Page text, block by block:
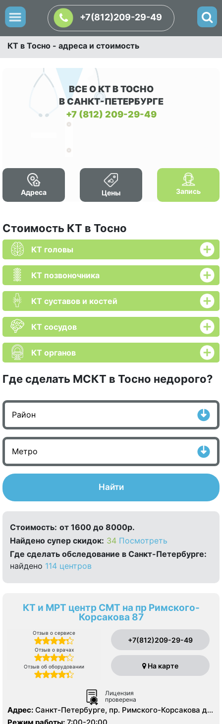
+7(812)209-29-49
КТ в Тосно - адреса и стоимость
ВСЕ О КТ В ТОСНО
В САНКТ-ПЕТЕРБУРГЕ
+7 (812) 209-29-49
Адреса Цены Запись
Стоимость КТ в Тосно
КТ головы
КТ позвоночника
КТ суставов и костей
КТ сосудов
КТ органов
Где сделать МСКТ в Тосно недорого?
Найти
Стоимость: от 1600 до 8000р.
Найдено cупер скидок: 34 Посмотреть
Где сделать обследование в Санкт-Петербурге:
найдено 114 центров
КТ и МРТ центр СМТ на пр Римского-
Корсакова 87
Отзыв о сервисе
Отзыв о врачах
Отзыв об оборудовании
+7(812)209-29-49
На карте
Лицензия
проверена
Адрес: Санкт-Петербурге, пр. Римского-Корсакова д.
87